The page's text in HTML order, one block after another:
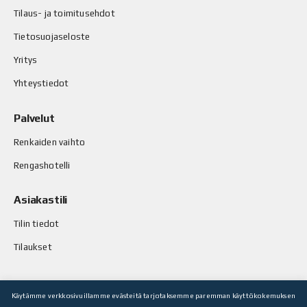
Tilaus- ja toimitusehdot
Tietosuojaseloste
Yritys
Yhteystiedot
Palvelut
Renkaiden vaihto
Rengashotelli
Asiakastili
Tilin tiedot
Tilaukset
Käytämme verkkosivuillamme evästeitä tarjotaksemme paremman käyttökokemuksen